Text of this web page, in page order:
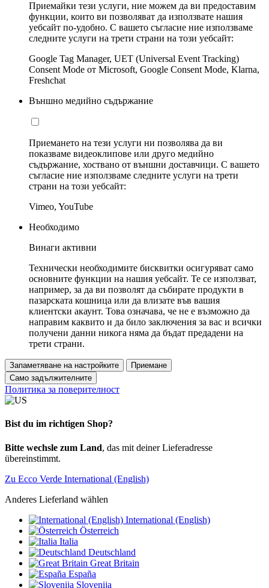
Приемайки тези услуги, ние можем да ви предоставим
функции, които ви позволяват да използвате нашия
уебсайт по-удобно. С вашето съгласие ние използваме
следните услуги на трети страни на този уебсайт:
Google Tag Manager, UET (Universal Event Tracking)
Consent Mode от Microsoft, Google Consent Mode, Klarna,
Freshchat
Външно медийно съдържание
Приемането на тези услуги ни позволява да ви
показваме видеоклипове или друго медийно
съдържание, хоствано от външни доставчици. С вашето
съгласие ние използваме следните услуги на трети
страни на този уебсайт:
Vimeo, YouTube
Необходимо
Винаги активни
Технически необходимите бисквитки осигуряват само
основните функции на нашия уебсайт. Те се използват,
например, за да ви позволят да събирате продукти в
пазарската кошница или да влизате във вашия
клиентски акаунт. Това означава, че не е възможно да
направим каквито и да било заключения за вас и всички
получени данни никога няма да бъдат предадени на
трети страни.
Запаметяване на настройките
Приемане
Само задължителните
Политика за поверителност
Bist du im richtigen Shop?
Bitte wechsle zum Land, das mit deiner Lieferadresse
übereinstimmt.
Zu Ecco Verde International (English)
Anderes Lieferland wählen
International (English)
Österreich
Italia
Deutschland
Great Britain
España
Slovenija